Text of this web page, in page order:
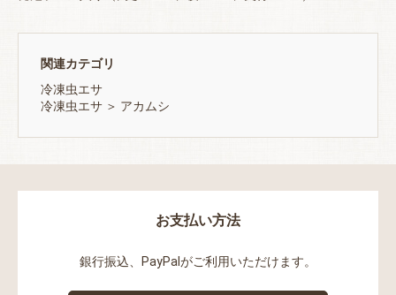
関連カテゴリ
冷凍虫エサ
冷凍虫エサ ＞ アカムシ
お支払い方法
銀行振込、PayPalがご利用いただけます。